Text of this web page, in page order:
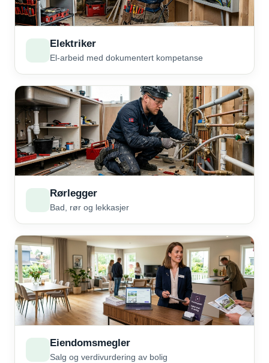
Elektriker
El-arbeid med dokumentert kompetanse
Rørlegger
Bad, rør og lekkasjer
Eiendomsmegler
Salg og verdivurdering av bolig